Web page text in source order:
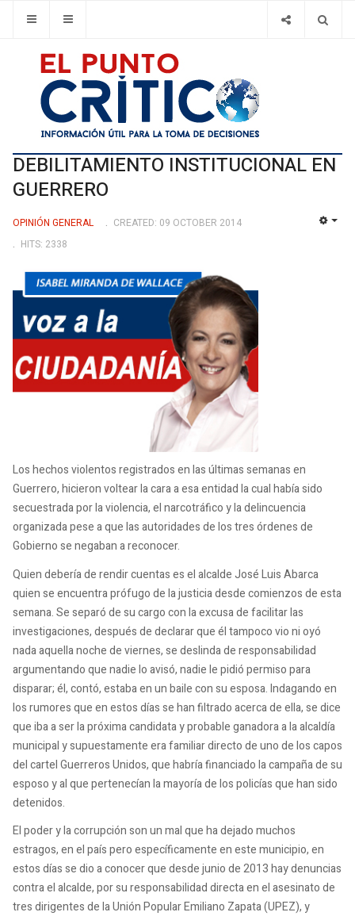
DEBILITAMIENTO INSTITUCIONAL EN
GUERRERO
OPINIÓN GENERAL
CREATED: 09 OCTOBER 2014
HITS: 2338
Los hechos violentos registrados en las últimas semanas en
Guerrero, hicieron voltear la cara a esa entidad la cual había sido
secuestrada por la violencia, el narcotráfico y la delincuencia
organizada pese a que las autoridades de los tres órdenes de
Gobierno se negaban a reconocer.
Quien debería de rendir cuentas es el alcalde José Luis Abarca
quien se encuentra prófugo de la justicia desde comienzos de esta
semana. Se separó de su cargo con la excusa de facilitar las
investigaciones, después de declarar que él tampoco vio ni oyó
nada aquella noche de viernes, se deslinda de responsabilidad
argumentando que nadie lo avisó, nadie le pidió permiso para
disparar; él, contó, estaba en un baile con su esposa. Indagando en
los rumores que en estos días se han filtrado acerca de ella, se dice
que iba a ser la próxima candidata y probable ganadora a la alcaldía
municipal y supuestamente era familiar directo de uno de los capos
del cartel Guerreros Unidos, que habría financiado la campaña de su
esposo y al que pertenecían la mayoría de los policías que han sido
detenidos.
El poder y la corrupción son un mal que ha dejado muchos
estragos, en el país pero específicamente en este municipio, en
estos días se dio a conocer que desde junio de 2013 hay denuncias
contra el alcalde, por su responsabilidad directa en el asesinato de
tres dirigentes de la Unión Popular Emiliano Zapata (UPEZ), y